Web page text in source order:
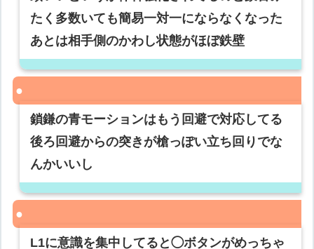
たく多数いても簡易一対一にならなくなった
あとは相手側のかわし状態がほぼ鉄壁
鎖鎌の青モーションはもう回避で対応してる
後ろ回避からの突きが槍っぽい立ち回りでな
んかいいし
L1に意識を集中してると◯ボタンがめっちゃ